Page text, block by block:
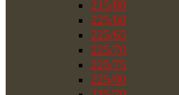
215/80
225/60
225/65
225/70
225/75
225/80